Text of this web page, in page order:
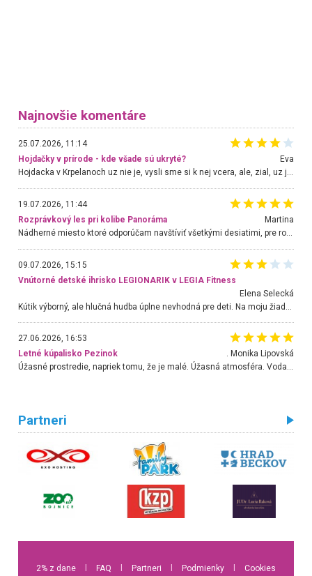
Najnovšie komentáre
25.07.2026, 11:14
Hojdačky v prírode - kde všade sú ukryté?
Eva
Hojdacka v Krpelanoch uz nie je, vysli sme si k nej vcera, ale, zial, uz je znicena. Ak sem planujete cestu len kvoli hojdacke, mozete si ju usetrit. Krasny vyhlad je tu vsak aj bez hojdacky :-)
19.07.2026, 11:44
Rozprávkový les pri kolibe Panoráma
Martina
Nádherné miesto ktoré odporúčam navštíviť všetkými desiatimi, pre rodiny s deťmi, dôchodcom... Proste a jednoducho ozaj rozprávkový les.. určite ešte prídeme. Odniesli sme si na pamiatku krásne tričká,
09.07.2026, 15:15
Vnútorné detské ihrisko LEGIONARIK v LEGIA Fitness
Elena Selecká
27.06.2026, 16:53
Letné kúpalisko Pezinok
. Monika Lipovská
Úžasné prostredie, napriek tomu, že je malé. Úžasná atmosféra. Voda fantastická a nádherná. Ľudí je pomerne veľa, ale su mili a ohľaduplní. Je veľmi zaujímavé sledovať, ako dokážu spolu športovať cudzí ľudia a bez ohľadu na vek. Vládne tu pohoda. Vnuka neviem dostať z vody. Ďakujem za krásny deň . Urcite sa sem vrátim. Jediný problém je s parkovaním, ale aj ten sa mi podarilo vyriešiť. Monika Bratislava
Partneri
2% z dane FAQ Partneri Podmienky Cookies